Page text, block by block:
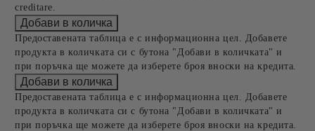
creditare.
Предоставената таблица е с информационна цел. Добавете
продукта в количката си с бутона "Добави в количката" и
при поръчка ще можете да изберете броя вноски на кредита.
Предоставената таблица е с информационна цел. Добавете
продукта в количката си с бутона "Добави в количката" и
при поръчка ще можете да изберете броя вноски на кредита.